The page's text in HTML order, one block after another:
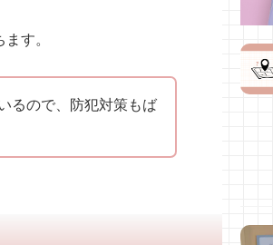
す。
るので、防犯対策もば